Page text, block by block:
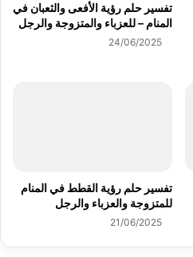
تفسير حلم رؤية الأفعى والثعبان في
المنام – للعزباء والمتزوجة والرجل
24/06/2025
تفسير حلم رؤية القطط في المنام
للمتزوجة والعزباء والرجل
21/06/2025